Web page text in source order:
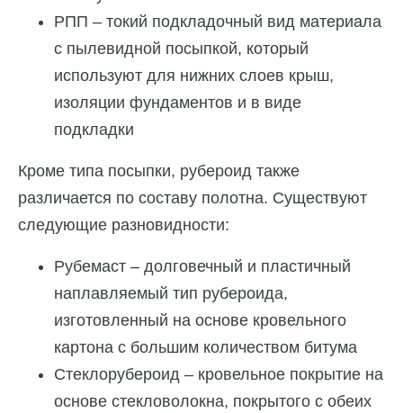
РПП – токий подкладочный вид материала
с пылевидной посыпкой, который
используют для нижних слоев крыш,
изоляции фундаментов и в виде
подкладки
Кроме типа посыпки, рубероид также
различается по составу полотна. Существуют
следующие разновидности:
Рубемаст – долговечный и пластичный
наплавляемый тип рубероида,
изготовленный на основе кровельного
картона с большим количеством битума
Стеклорубероид – кровельное покрытие на
основе стекловолокна, покрытого с обеих